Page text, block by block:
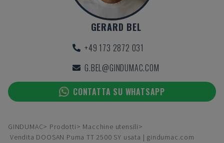
GERARD BEL
+49 173 2872 031
G.BEL@GINDUMAC.COM
CONTATTA SU WHATSAPP
GINDUMAC Prodotti
Macchine utensili
Vendita DOOSAN Puma TT 2500 SY usata | gindumac.com